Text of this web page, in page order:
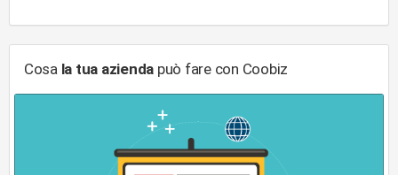
Cosa la tua azienda può fare con Coobiz